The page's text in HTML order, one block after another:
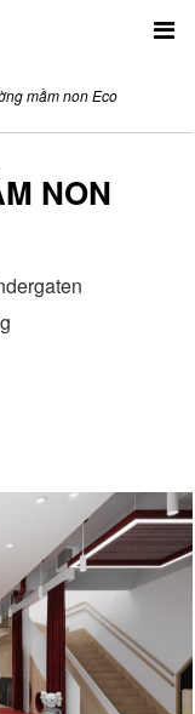
mầm non Eco
NON